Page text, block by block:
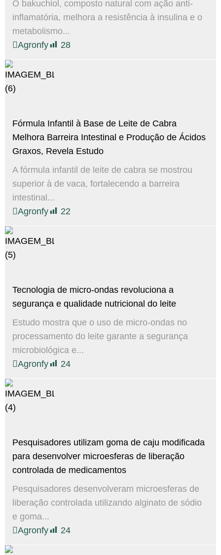
O bakuchiol, composto natural com ação anti-
inflamatória, melhora a resistência à insulina e o
metabolismo...
Agronfy
28
Fórmula Infantil à Base de Leite de Cabra
Melhora Barreira Intestinal e Produção de Ácidos
Graxos, Revela Estudo
A fórmula infantil de leite de cabra se mostrou
superior à de vaca, fortalecendo a barreira
intestinal...
Agronfy
22
Tecnologia de micro-ondas revoluciona a
segurança e qualidade nutricional do leite
Estudo mostra que o uso de micro-ondas no
processamento do leite garante a segurança
microbiológica e...
Agronfy
24
Pesquisadores utilizam goma de caju modificada
para desenvolver microesferas de liberação
controlada de medicamentos
Pesquisadores desenvolveram microesferas de
liberação controlada utilizando alginato de sódio
e goma...
Agronfy
24